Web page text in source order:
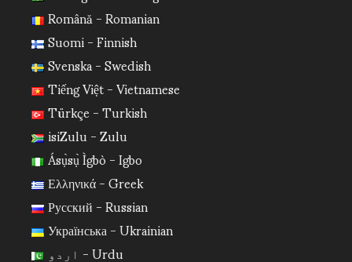
Română - Romanian
Suomi - Finnish
Svenska - Swedish
Tiếng Việt - Vietnamese
Türkçe - Turkish
isiZulu - Zulu
Ásụ̀sụ̀ Ìgbò - Igbo
Ελληνικά - Greek
Русский - Russian
Українська - Ukrainian
اردو - Urdu